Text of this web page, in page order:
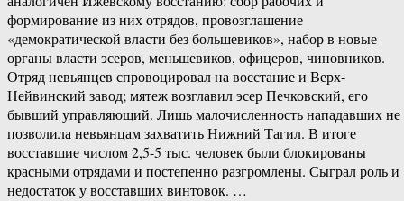
формирование из них отрядов, провозглашение
«демократической власти без большевиков», набор в новые
органы власти эсеров, меньшевиков, офицеров, чиновников.
Отряд невьянцев спровоцировал на восстание и Верх-
Нейвинский завод; мятеж возглавил эсер Печковский, его
бывший управляющий. Лишь малочисленность нападавших не
позволила невьянцам захватить Нижний Тагил. В итоге
восставшие числом 2,5-5 тыс. человек были блокированы
красными отрядами и постепенно разгромлены. Сыграл роль и
недостаток у восставших винтовок. …